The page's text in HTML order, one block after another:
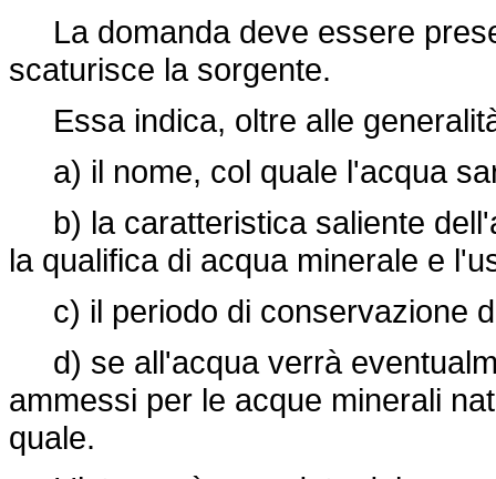
La domanda deve essere
scaturisce la sorgente.
Essa indica, oltre alle
a) il nome, col quale l'acqua
b) la caratteristica saliente
la qualifica di acqua minerale e
c) il periodo di conservazione
d) se all'acqua verrà
ammessi per le acque minerali
quale.